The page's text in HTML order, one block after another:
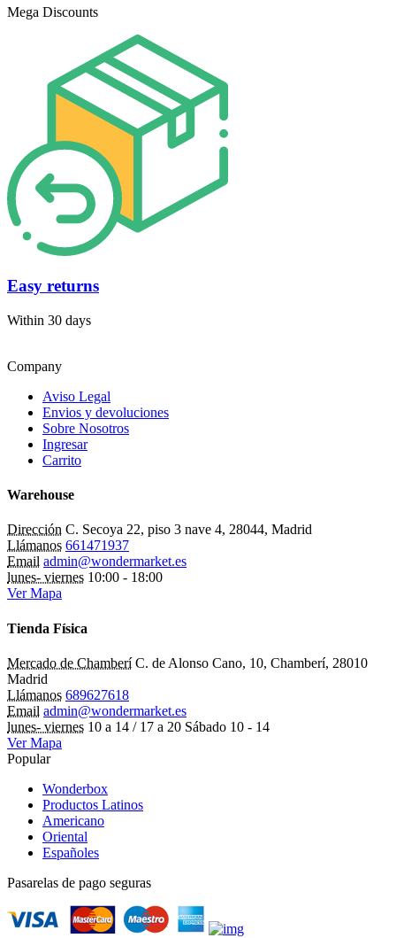
Mega Discounts
Easy returns
Within 30 days
Company
Aviso Legal
Envios y devoluciones
Sobre Nosotros
Ingresar
Carrito
Warehouse
Dirección C. Secoya 22, piso 3 nave 4, 28044, Madrid
Llámanos 661471937
Email admin@wondermarket.es
lunes- viernes 10:00 - 18:00
Ver Mapa
Tienda Física
Mercado de Chamberí C. de Alonso Cano, 10, Chamberí, 28010
Madrid
Llámanos 689627618
Email admin@wondermarket.es
lunes- viernes 10 a 14 / 17 a 20 Sábado 10 - 14
Ver Mapa
Popular
Wonderbox
Productos Latinos
Americano
Oriental
Españoles
Pasarelas de pago seguras